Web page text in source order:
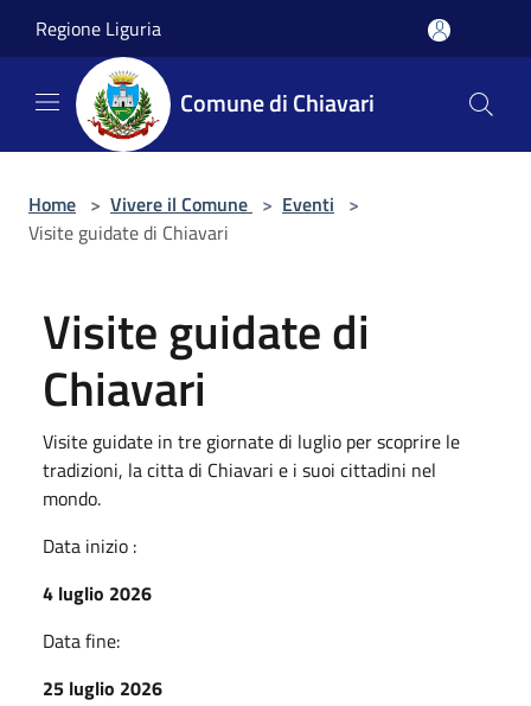
Regione Liguria
Comune di Chiavari
Home > Vivere il Comune > Eventi >
Visite guidate di Chiavari
Visite guidate di
Chiavari
Visite guidate in tre giornate di luglio per scoprire le
tradizioni, la citta di Chiavari e i suoi cittadini nel
mondo.
Data inizio :
4 luglio 2026
Data fine:
25 luglio 2026